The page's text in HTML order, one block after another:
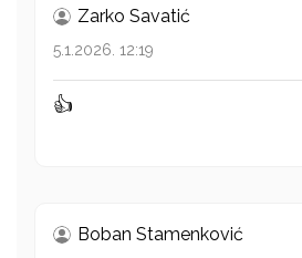
Zarko Savatić
5.1.2026. 12:19
👍
Boban Stamenković